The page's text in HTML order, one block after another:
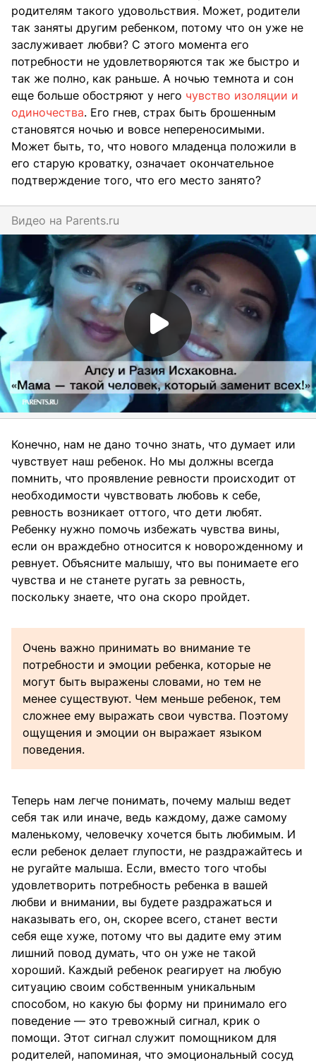
родителям такого удовольствия. Может, родители
так заняты другим ребенком, потому что он уже не
заслуживает любви? С этого момента его
потребности не удовлетворяются так же быстро и
так же полно, как раньше. А ночью темнота и сон
еще больше обостряют у него чувство изоляции и
одиночества. Его гнев, страх быть брошенным
становятся ночью и вовсе непереносимыми.
Может быть, то, что нового младенца положили в
его старую кроватку, означает окончательное
подтверждение того, что его место занято?
Видео на parents.ru
Конечно, нам не дано точно знать, что думает или
чувствует наш ребенок. Но мы должны всегда
помнить, что проявление ревности происходит от
необходимости чувствовать любовь к себе,
ревность возникает оттого, что дети любят.
Ребенку нужно помочь избежать чувства вины,
если он враждебно относится к новорожденному и
ревнует. Объясните малышу, что вы понимаете его
чувства и не станете ругать за ревность,
поскольку знаете, что она скоро пройдет.
Очень важно принимать во внимание те
потребности и эмоции ребенка, которые не
могут быть выражены словами, но тем не
менее существуют. Чем меньше ребенок, тем
сложнее ему выражать свои чувства. Поэтому
ощущения и эмоции он выражает языком
поведения.
Теперь нам легче понимать, почему малыш ведет
себя так или иначе, ведь каждому, даже самому
маленькому, человечку хочется быть любимым. И
если ребенок делает глупости, не раздражайтесь и
не ругайте малыша. Если, вместо того чтобы
удовлетворить потребность ребенка в вашей
любви и внимании, вы будете раздражаться и
наказывать его, он, скорее всего, станет вести
себя еще хуже, потому что вы дадите ему этим
лишний повод думать, что он уже не такой
хороший. Каждый ребенок реагирует на любую
ситуацию своим собственным уникальным
способом, но какую бы форму ни принимало его
поведение — это тревожный сигнал, крик о
помощи. Этот сигнал служит помощником для
родителей, напоминая, что эмоциональный сосуд